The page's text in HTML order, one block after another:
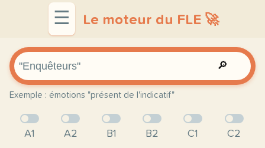
☰ Le moteur du FLE 🚀
🔎
Exemple : émotions "présent de l'indicatif"
A1 A2 B1 B2 C1 C2